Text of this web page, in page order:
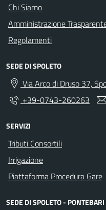
Chi Siamo
Amministrazione
Regolamenti
SEDE DI SPOLETO
Via Arco di Druso 37,
+39-0743-260263
SERVIZI
Tributi Consortili
Irrigazione
Piattaforma Procedura Gare
SEDE DI SPOLETO -